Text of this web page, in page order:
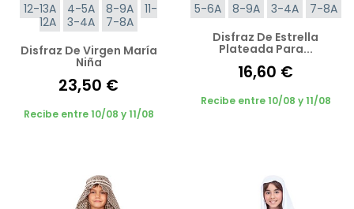
12-13A 4-5A 8-9A
11-
12A
3-4A
7-8A
Disfraz De Virgen María
Niña
23,50 €
Recibe entre 10/08 y 11/08
5-6A 8-9A 3-4A
7-8A
Disfraz De Estrella
Plateada Para...
16,60 €
Recibe entre 10/08 y 11/08